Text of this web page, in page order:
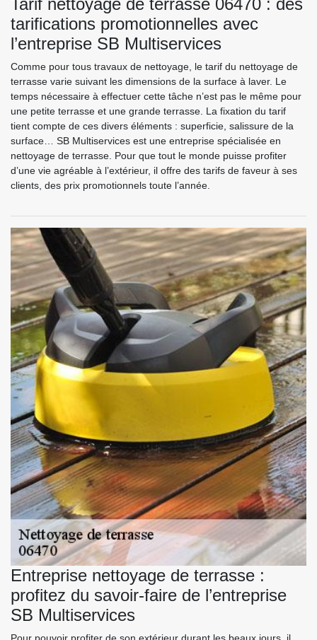
Tarif nettoyage de terrasse 06470 : des
tarifications promotionnelles avec
l’entreprise SB Multiservices
Comme pour tous travaux de nettoyage, le tarif du nettoyage de
terrasse varie suivant les dimensions de la surface à laver. Le
temps nécessaire à effectuer cette tâche n’est pas le même pour
une petite terrasse et une grande terrasse. La fixation du tarif
tient compte de ces divers éléments : superficie, salissure de la
surface… SB Multiservices est une entreprise spécialisée en
nettoyage de terrasse. Pour que tout le monde puisse profiter
d’une vie agréable à l’extérieur, il offre des tarifs de faveur à ses
clients, des prix promotionnels toute l’année.
Entreprise nettoyage de terrasse :
profitez du savoir-faire de l’entreprise
SB Multiservices
Pour pouvoir profiter de son extérieur durant les beaux jours, il